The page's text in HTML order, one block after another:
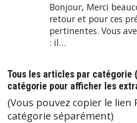
Bonjour, Merci
retour et pour ces
pertinentes. Vous
: il…
Tous les articles par catégorie
catégorie pour afficher les
(Vous pouvez copier le lien
catégorie séparément)